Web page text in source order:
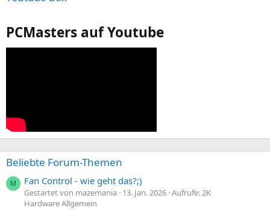
PCMasters auf Youtube
Beliebte Forum-Themen
M Fan Control - wie geht das?;)
Gestartet von mazemania 13. Jan. 2026 Aufrufe: 2K
Hardware Allgemein